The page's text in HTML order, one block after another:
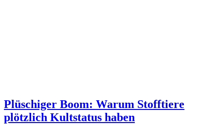
Plüschiger Boom: Warum Stofftiere
plötzlich Kultstatus haben